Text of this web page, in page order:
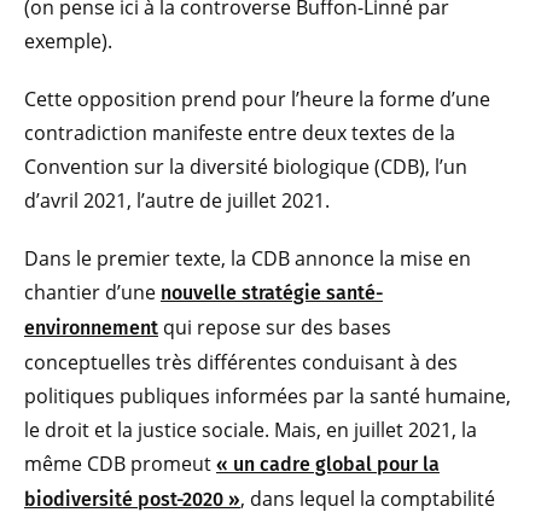
(on pense ici à la controverse Buffon-Linné par
exemple).
Cette opposition prend pour l’heure la forme d’une
contradiction manifeste entre deux textes de la
Convention sur la diversité biologique (CDB), l’un
d’avril 2021, l’autre de juillet 2021.
Dans le premier texte, la CDB annonce la mise en
chantier d’une nouvelle stratégie santé-
environnement qui repose sur des bases
conceptuelles très différentes conduisant à des
politiques publiques informées par la santé humaine,
le droit et la justice sociale. Mais, en juillet 2021, la
même CDB promeut « un cadre global pour la
biodiversité post-2020 », dans lequel la comptabilité